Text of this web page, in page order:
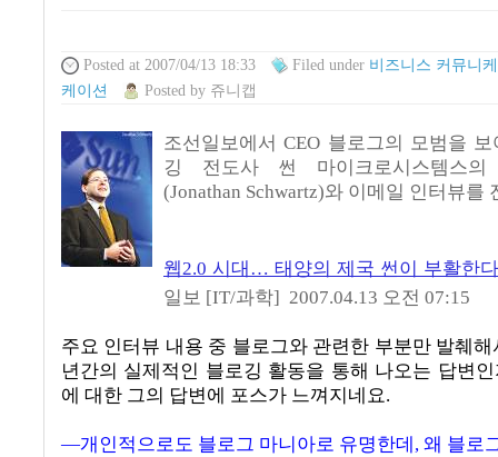
Posted at 2007/04/13 18:33 Filedunder 비즈니스 커뮤니
케이션
Postedby 쥬니캡
조선일보에서 CEO 블로그의 모범을
깅 전도사 썬 마이크로시스템스
(Jonathan Schwartz)와 이메일 인터뷰를
웹2.0 시대… 태양의 제국 썬이 부활한다
일보 [IT/과학] 2007.04.13 오전 07:15
주요 인터뷰 내용 중 블로그와 관련한 부분만 발췌
년간의 실제적인 블로깅 활동을 통해 나오는 답변
에 대한 그의 답변에 포스가 느껴지네요.
―개인적으로도 블로그 마니아로 유명한데, 왜 블로